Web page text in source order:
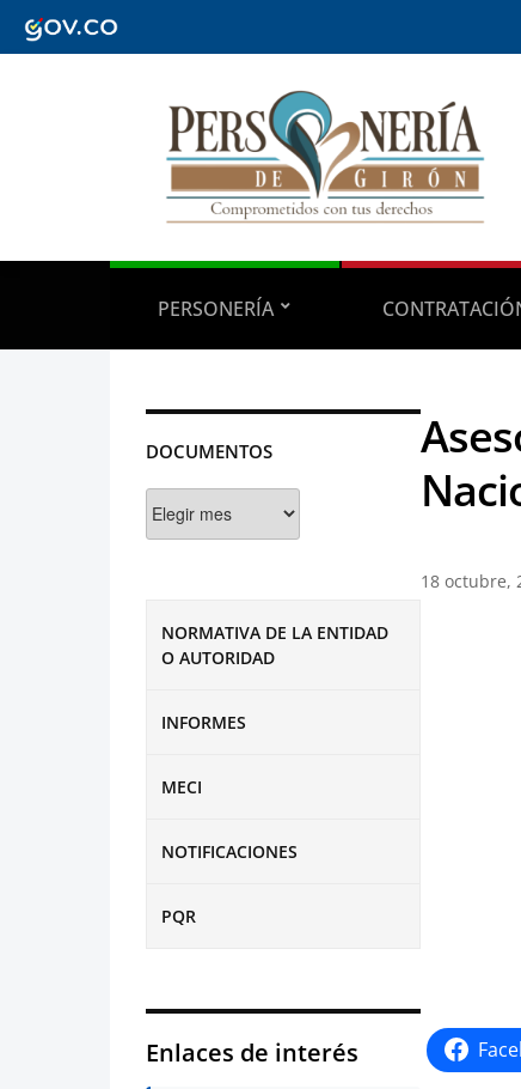
PERSONERÍA
DOCUMENTOS
NORMATIVA DE LA ENTIDAD
O AUTORIDAD
INFORMES
MECI
NOTIFICACIONES
PQR
Enlaces de interés
18 octubre,